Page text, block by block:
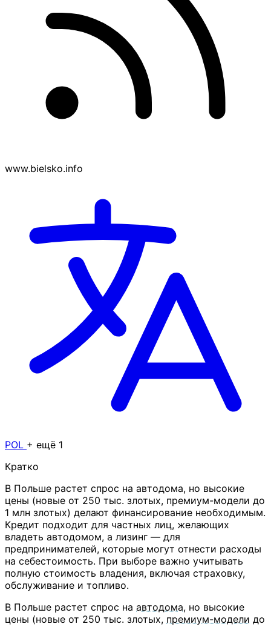
www.bielsko.info
POL + ещё 1
Кратко
В Польше растет спрос на автодома, но высокие
цены (новые от 250 тыс. злотых, премиум-модели до
1 млн злотых) делают финансирование необходимым.
Кредит подходит для частных лиц, желающих
владеть автодомом, а лизинг — для
предпринимателей, которые могут отнести расходы
на себестоимость. При выборе важно учитывать
полную стоимость владения, включая страховку,
обслуживание и топливо.
В Польше растет спрос на автодома, но высокие
цены (новые от 250 тыс. злотых, премиум-модели до